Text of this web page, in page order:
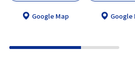
Google Map Google